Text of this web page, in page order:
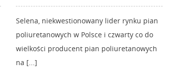
Selena, niekwestionowany lider rynku pian
poliuretanowych w Polsce i czwarty co do
wielkości producent pian poliuretanowych
na [...]